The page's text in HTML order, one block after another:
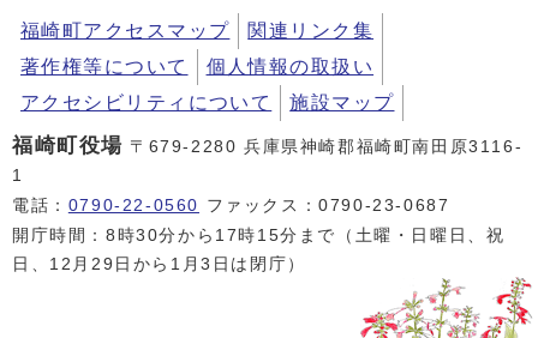
福崎町アクセスマップ
関連リンク集
著作権等について
個人情報の取扱い
アクセシビリティについて
施設マップ
福崎町役場 〒679-2280 兵庫県神崎郡福崎町南田原3116-
1
電話： 0790-22-0560 ファックス：0790-23-0687
開庁時間：8時30分から17時15分まで（土曜・日曜日、祝
日、12月29日から1月3日は閉庁）